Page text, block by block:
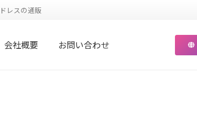
レスの通販
会社概要 お問い合わせ